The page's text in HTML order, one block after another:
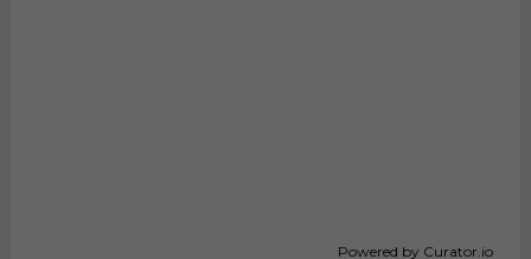
Powered by Curator.io